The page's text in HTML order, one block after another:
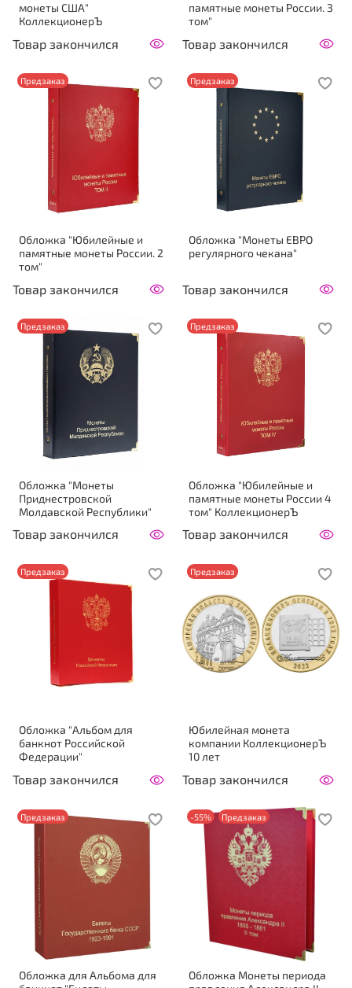
монеты США"
КоллекционерЪ
Товар закончился
памятные монеты России. 3
том"
Товар закончился
Предзаказ
Обложка "Юбилейные и
памятные монеты России. 2
том"
Товар закончился
Предзаказ
Обложка "Монеты ЕВРО
регулярного чекана"
Товар закончился
Предзаказ
Обложка "Монеты
Приднестровской
Молдавской Республики"
Товар закончился
Предзаказ
Обложка "Юбилейные и
памятные монеты России 4
том" КоллекционерЪ
Товар закончился
Предзаказ
Обложка "Альбом для
банкнот Российской
Федерации"
Товар закончился
Предзаказ
Юбилейная монета
компании КоллекционерЪ
10 лет
Товар закончился
Предзаказ
Обложка для Альбома для
-55% Предзаказ
Обложка Монеты периода